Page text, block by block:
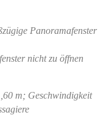
Panoramafenster
nicht zu öffnen
m; Geschwindigkeit